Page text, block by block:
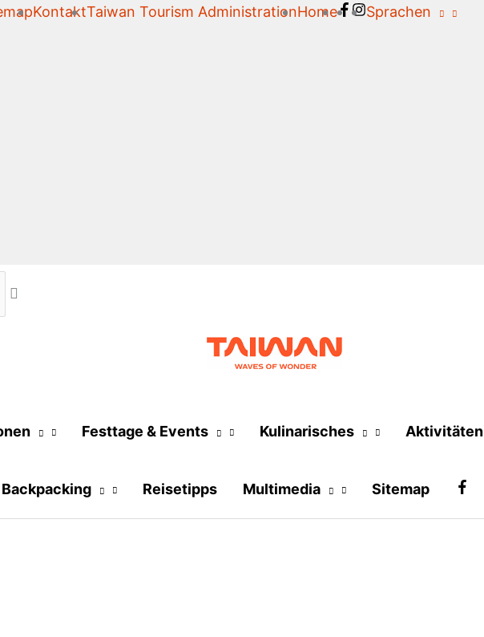
KontaktTaiwan Tourism AdministrationHome Sprachen
Festtage & Events Kulinarisches Aktivitäten
Backpacking Reisetipps Multimedia Sitemap